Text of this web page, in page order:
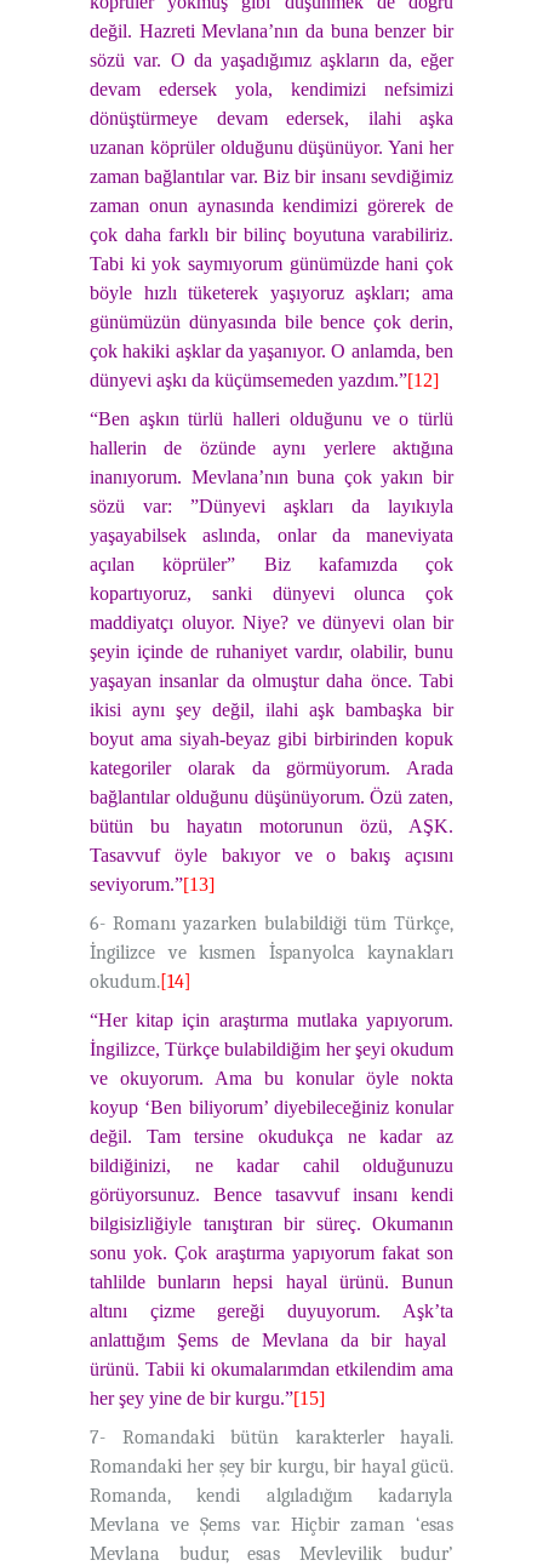
değil. Hazreti Mevlana’nın da buna benzer bir
sözü var. O da yaşadığımız aşkların da, eğer
devam edersek yola, kendimizi nefsimizi
dönüştürmeye devam edersek, ilahi aşka
uzanan köprüler olduğunu düşünüyor. Yani her
zaman bağlantılar var. Biz bir insanı sevdiğimiz
zaman onun aynasında kendimizi görerek de
çok daha farklı bir bilinç boyutuna varabiliriz.
Tabi ki yok saymıyorum günümüzde hani çok
böyle hızlı tüketerek yaşıyoruz aşkları; ama
günümüzün dünyasında bile bence çok derin,
çok hakiki aşklar da yaşanıyor. O anlamda, ben
dünyevi aşkı da küçümsemeden yazdım.”[12]
“Ben aşkın türlü halleri olduğunu ve o türlü
hallerin de özünde aynı yerlere aktığına
inanıyorum. Mevlana’nın buna çok yakın bir
sözü var: ”Dünyevi aşkları da layıkıyla
yaşayabilsek aslında, onlar da maneviyata
açılan köprüler” Biz kafamızda çok
kopartıyoruz, sanki dünyevi olunca çok
maddiyatçı oluyor. Niye? ve dünyevi olan bir
şeyin içinde de ruhaniyet vardır, olabilir, bunu
yaşayan insanlar da olmuştur daha önce. Tabi
ikisi aynı şey değil, ilahi aşk bambaşka bir
boyut ama siyah-beyaz gibi birbirinden kopuk
kategoriler olarak da görmüyorum. Arada
bağlantılar olduğunu düşünüyorum. Özü zaten,
bütün bu hayatın motorunun özü, AŞK.
Tasavvuf öyle bakıyor ve o bakış açısını
seviyorum.”[13]
6- Romanı yazarken bulabildiği tüm Türkçe,
İngilizce ve kısmen İspanyolca kaynakları
okudum.[14]
“Her kitap için araştırma mutlaka yapıyorum.
İngilizce, Türkçe bulabildiğim her şeyi okudum
ve okuyorum. Ama bu konular öyle nokta
koyup ‘Ben biliyorum’ diyebileceğiniz konular
değil. Tam tersine okudukça ne kadar az
bildiğinizi, ne kadar cahil olduğunuzu
görüyorsunuz. Bence tasavvuf insanı kendi
bilgisizliğiyle tanıştıran bir süreç. Okumanın
sonu yok. Çok araştırma yapıyorum fakat son
tahlilde bunların hepsi hayal ürünü. Bunun
altını çizme gereği duyuyorum. Aşk’ta
anlattığım Şems de Mevlana da bir hayal
ürünü. Tabii ki okumalarımdan etkilendim ama
her şey yine de bir kurgu.”[15]
7- Romandaki bütün karakterler hayali.
Romandaki her şey bir kurgu, bir hayal gücü.
Romanda, kendi algıladığım kadarıyla
Mevlana ve Şems var. Hiçbir zaman ‘esas
Mevlana budur, esas Mevlevilik budur’